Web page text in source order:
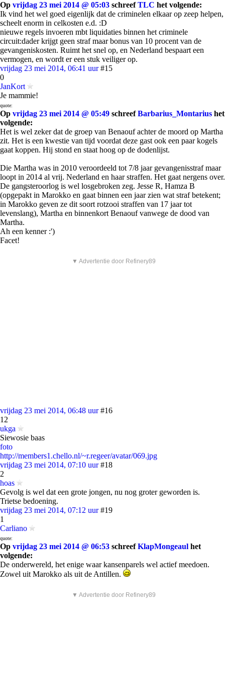
Op vrijdag 23 mei 2014 @ 05:03 schreefTLC het volgende:
Ik vind het wel goed eigenlijk dat de criminelen elkaar op zeep helpen,
scheelt enorm in celkosten e.d. :D
nieuwe regels invoeren mbt liquidaties binnen het criminele
circuit:dader krijgt geen straf maar bonus van 10 procent van de
gevangeniskosten. Ruimt het snel op, en Nederland bespaart een
vermogen, en wordt er een stuk veiliger op.
vrijdag 23 mei 2014, 06:41 uur #15
0
JanKort
Je mammie!
quote:
Op vrijdag 23 mei 2014 @ 05:49 schreefBarbarius_Montarius het
volgende:
Het is wel zeker dat de groep van Benaouf achter de moord op Martha
zit. Het is een kwestie van tijd voordat deze gast ook een paar kogels
gaat koppen. Hij stond en staat hoog op de dodenlijst.
Die Martha was in 2010 veroordeeld tot 7/8 jaar gevangenisstraf maar
loopt in 2014 al vrij. Nederland en haar straffen. Het gaat nergens over.
De gangsteroorlog is wel losgebroken zeg. Jesse R, Hamza B
(opgepakt in Marokko en gaat binnen een jaar zien wat straf betekent;
in Marokko geven ze dit soort rotzooi straffen van 17 jaar tot
levenslang), Martha en binnenkort Benaouf vanwege de dood van
Martha.
Ah een kenner :')
Facet!
▼ Advertentie door Refinery89
vrijdag 23 mei 2014, 06:48 uur #16
12
ukga
Siewosie baas
foto
http://members1.chello.nl/~r.regeer/avatar/069.jpg
vrijdag 23 mei 2014, 07:10 uur #18
2
hoas
Gevolg is wel dat een grote jongen, nu nog groter geworden is.
Trietse bedoening.
vrijdag 23 mei 2014, 07:12 uur #19
1
Carliano
quote:
Op vrijdag 23 mei 2014 @ 06:53 schreefKlapMongeaul het
volgende:
De onderwereld, het enige waar kansenparels wel actief meedoen.
Zowel uit Marokko als uit de Antillen.
▼ Advertentie door Refinery89